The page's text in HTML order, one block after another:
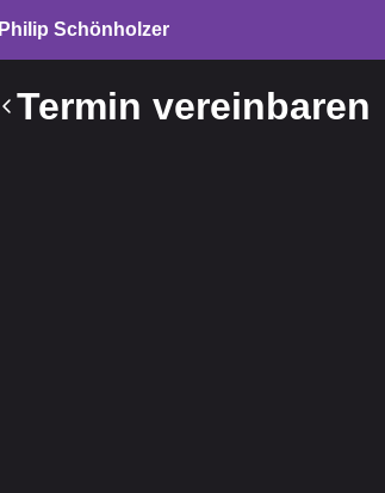
Philip Schönholzer
Termin vereinbaren